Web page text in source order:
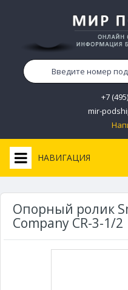
+7
mir-
НАВИГАЦИЯ
Опорный ролик
Company CR-3-1/2